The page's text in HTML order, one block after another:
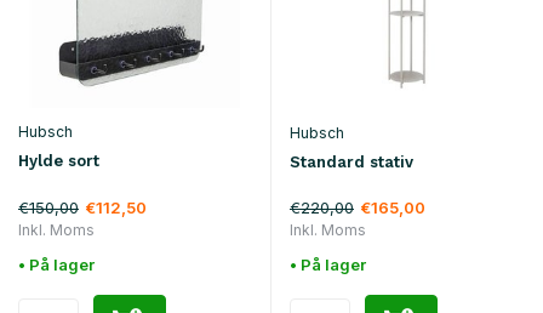
Hubsch
Hylde sort
€150,00 €112,50
Inkl. Moms
• På lager
Hubsch
Standard stativ
€220,00 €165,00
Inkl. Moms
• På lager